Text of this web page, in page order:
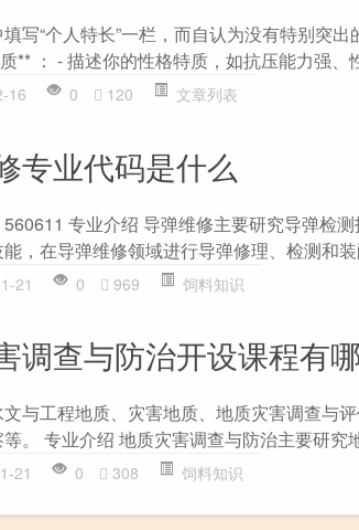
写“个人特长”一栏，而自认为没有特别突
** ： - 描述你的性格特质，如抗压能力强、
16 0 120 文章列表
专业代码是什么
专业介绍 导弹维修主要研究导弹检
，在导弹维修领域进行导弹修理、检测和
21 0 969 饲料知识
调查与防治开设课程有
与工程地质、灾害地质、地质灾害调查与
。 专业介绍 地质灾害调查与防治主要研究
21 0 308 饲料知识